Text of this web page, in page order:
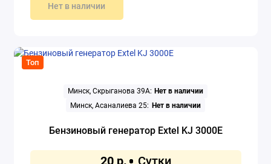
Нет в наличии
Топ
Минск, Скрыганова 39А: Нет в наличии
Минск, Асаналиева 25: Нет в наличии
Бензиновый генератор Extel KJ 3000E